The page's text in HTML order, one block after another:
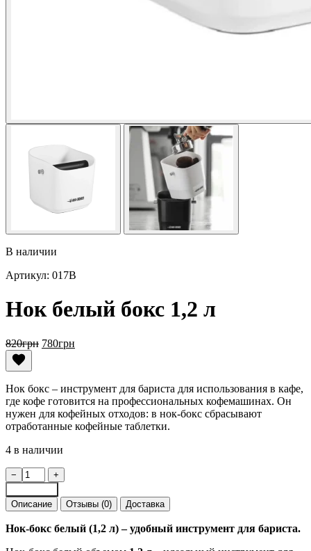
В наличии
Артикул: 017B
Нок белый бокс 1,2 л
820грн Первоначальная
780грн
Нок бокс – инструмент для бариста для использования в кафе,
где кофе готовится на профессиональных кофемашинах. Он
нужен для кофейных отходов: в нок-бокс сбрасывают
отработанные кофейные таблетки.
4 в наличии
Количество
товара
Нок
белый
бокс
1,2
л
−
+
Описание
Отзывы (0) Доставка
Нок-бокс белый (1,2 л) – удобный инструмент для бариста.